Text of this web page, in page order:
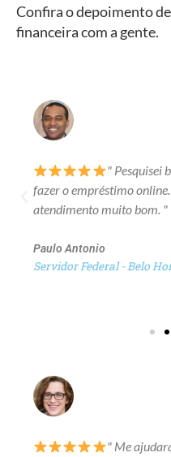
Confira o depoimento
financeira com a gente.
" Pesquisei
fazer o empréstimo
atendimento muito bom. "
Paulo Antonio
Servidor Federal - Belo
" Me